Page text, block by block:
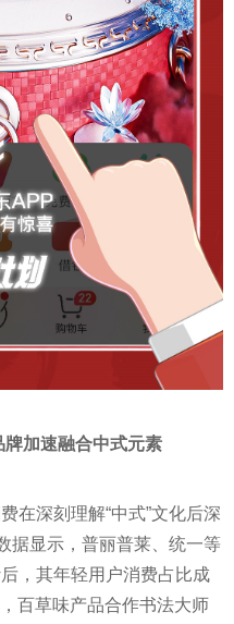
牌加速融合中式元素
在深刻理解“中式”文化后深
据显示，普丽普莱、统一等
，其年轻用户消费占比成
百草味产品合作书法大师